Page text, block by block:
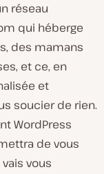
réseau
qui héberge
des mamans
et ce, en
et
soucier de rien.
WordPress
de vous
vous